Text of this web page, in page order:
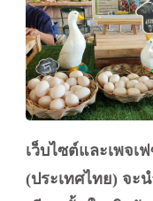
เว็บไซต์และเพจ
(ประเทศไทย) จะ